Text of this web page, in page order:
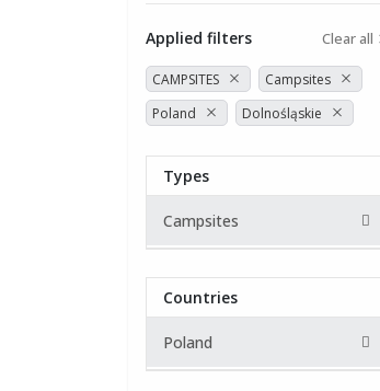
Applied filters Clear all
CAMPSITES
Campsites
Poland
Dolnośląskie
Types
Campsites
Countries
Poland